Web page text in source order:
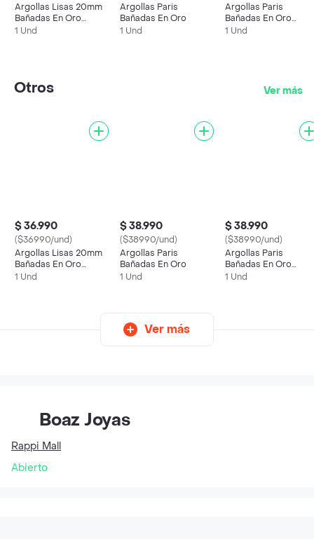
Argollas Lisas 20mm
Bañadas En Oro
Blanco
1 Und
Argollas Paris
Bañadas En Oro
1 Und
Argollas Paris
Bañadas En Oro
Blanco
1 Und
Otros Ver más
$ 36.990
($36990/und)
Argollas Lisas 20mm
Bañadas En Oro
Blanco
1 Und
$ 38.990
($38990/und)
Argollas Paris
Bañadas En Oro
1 Und
$ 38.990
($38990/und)
Argollas Paris
Bañadas En Oro
Blanco
1 Und
Ver más
Boaz Joyas
Rappi Mall
Abierto